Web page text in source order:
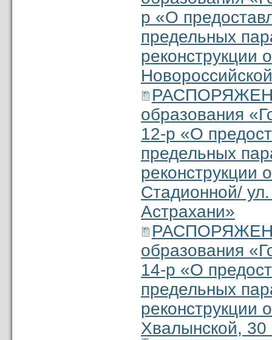
р «О
предельных
реконструкции
образования
12-р «О
предельных
реконструкции
Стадионной/
Астрахани»
образования
14-р «О
предельных
реконструкции
Хвалынской, 30